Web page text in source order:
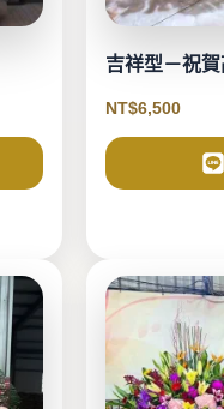
吉祥型－祝
NT$6,500